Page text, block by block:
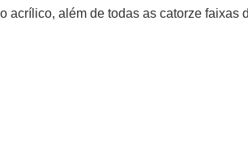
além de todas as catorze faixas